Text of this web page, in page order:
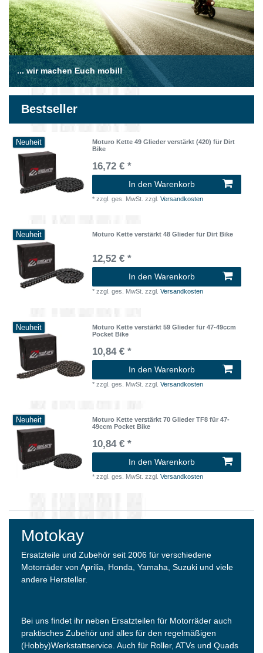
... wir machen Euch mobil!
Bestseller
Neuheit
Moturo Kette 49 Glieder verstärkt (420) für Dirt
Bike
16,72 € *
In den Warenkorb
*zzgl. ges. MwSt. zzgl.Versandkosten
Neuheit Moturo Kette verstärkt 48 Glieder für Dirt Bike
12,52 € *
In den Warenkorb
*zzgl. ges. MwSt. zzgl.Versandkosten
Neuheit
Moturo Kette verstärkt 59 Glieder für 47-49ccm
Pocket Bike
10,84 € *
In den Warenkorb
*zzgl. ges. MwSt. zzgl.Versandkosten
Neuheit
Moturo Kette verstärkt 70 Glieder TF8 für 47-
49ccm Pocket Bike
10,84 € *
In den Warenkorb
*zzgl. ges. MwSt. zzgl.Versandkosten
Motokay
Ersatzteile und Zubehör seit 2006 für verschiedene
Motorräder von Aprilia, Honda, Yamaha, Suzuki und viele
andere Hersteller.
Bei uns findet ihr neben Ersatzteilen für Motorräder auch
praktisches Zubehör und alles für den regelmäßigen
(Hobby)Werkstattservice. Auch für Roller, ATVs und Quads